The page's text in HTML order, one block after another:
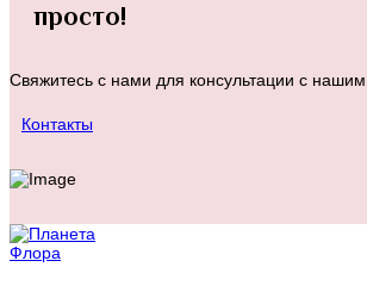
просто!
Свяжитесь с нами для консультации с
Контакты